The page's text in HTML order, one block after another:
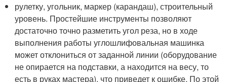
рулетку, угольник, маркер (карандаш), строительный
уровень. Простейшие инструменты позволяют
достаточно точно разметить угол реза, но в ходе
выполнения работы углошлифовальная машинка
может отклониться от заданной линии (оборудование
не опирается на подставки, а находится на весу, то
есть в руках мастера), что приведет к ошибке. По этой